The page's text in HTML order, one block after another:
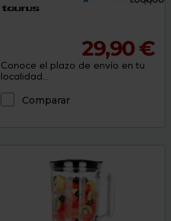
29,90 €
Conoce el plazo de envío en tu
localidad...
Comparar